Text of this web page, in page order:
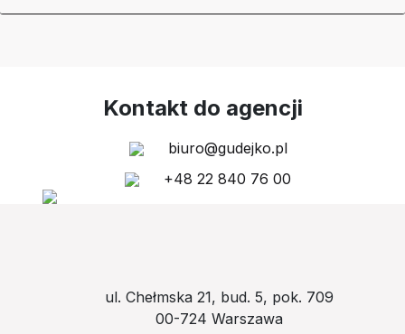
Kontakt do agencji
biuro@gudejko.pl
+48 22 840 76 00
ul. Chełmska 21, bud. 5, pok. 709
00-724 Warszawa